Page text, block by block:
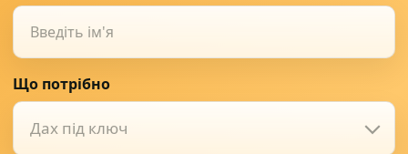
Що потрібно
Дах під ключ